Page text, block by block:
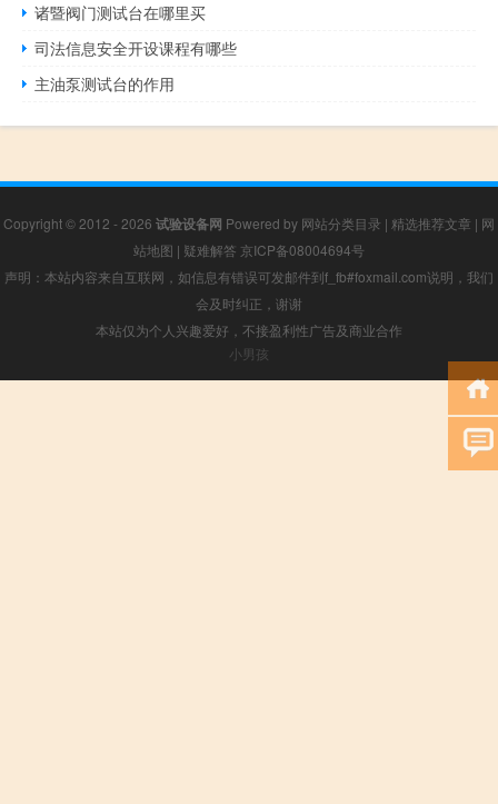
诸暨阀门测试台在哪里买
司法信息安全开设课程有哪些
主油泵测试台的作用
Copyright © 2012 - 2026 试验设备网 Powered by 网站分类目录 | 精选推荐文章 | 网
站地图 | 疑难解答 京ICP备08004694号
声明：本站内容来自互联网，如信息有错误可发邮件到f_fb#foxmail.com说明，我们
会及时纠正，谢谢
本站仅为个人兴趣爱好，不接盈利性广告及商业合作
小男孩